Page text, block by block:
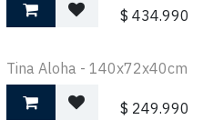
$ 434.990
Tina Aloha - 140x72x40cm
$ 249.990